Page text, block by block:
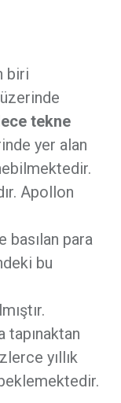
biri
tekne
yer alan
Apollon
basılan para
bu
tapınaktan
yıllık